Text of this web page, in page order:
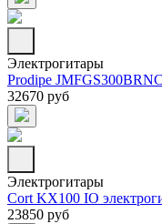
Электрогитары
Prodipe
32670 руб
Электрогитары
Cort KX100 IO
23850 руб